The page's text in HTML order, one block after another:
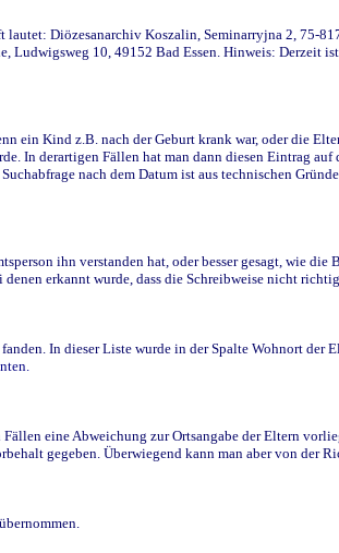
Diözesanarchiv Koszalin, Seminarryjna 2, 75-
10, 49152 Bad Essen. Hinweis: Derzeit
ein Kind z.B. nach der Geburt krank war, oder die
In derartigen Fällen hat man dann diesen Eintrag
nach dem Datum ist aus technischen
ihn verstanden hat, oder besser gesagt, wie die
erkannt wurde, dass die Schreibweise nicht
In dieser Liste wurde in der Spalte Wohnort der
eine Abweichung zur Ortsangabe der Eltern
gegeben. Überwiegend kann man aber von der